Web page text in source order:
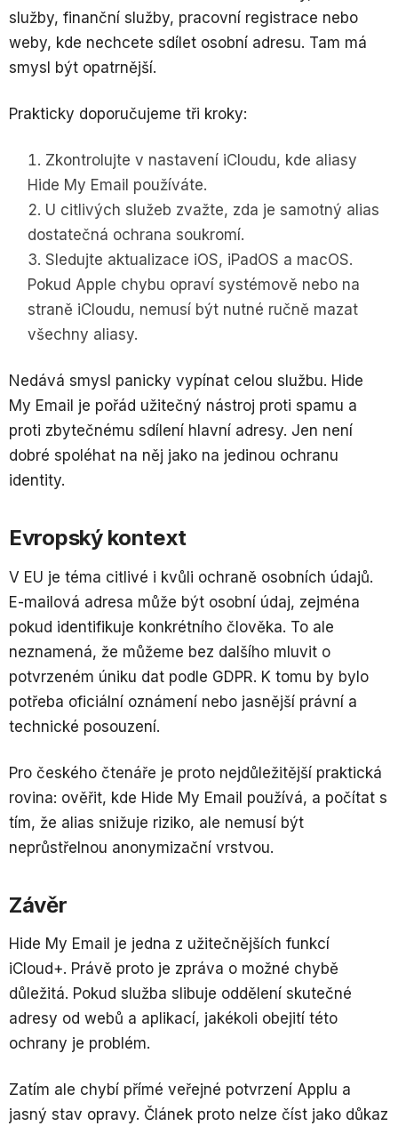
služby, finanční služby, pracovní registrace nebo
weby, kde nechcete sdílet osobní adresu. Tam má
smysl být opatrnější.
Prakticky doporučujeme tři kroky:
Zkontrolujte v nastavení iCloudu, kde aliasy
Hide My Email používáte.
U citlivých služeb zvažte, zda je samotný alias
dostatečná ochrana soukromí.
Sledujte aktualizace iOS, iPadOS a macOS.
Pokud Apple chybu opraví systémově nebo na
straně iCloudu, nemusí být nutné ručně mazat
všechny aliasy.
Nedává smysl panicky vypínat celou službu. Hide
My Email je pořád užitečný nástroj proti spamu a
proti zbytečnému sdílení hlavní adresy. Jen není
dobré spoléhat na něj jako na jedinou ochranu
identity.
Evropský kontext
V EU je téma citlivé i kvůli ochraně osobních údajů.
E-mailová adresa může být osobní údaj, zejména
pokud identifikuje konkrétního člověka. To ale
neznamená, že můžeme bez dalšího mluvit o
potvrzeném úniku dat podle GDPR. K tomu by bylo
potřeba oficiální oznámení nebo jasnější právní a
technické posouzení.
Pro českého čtenáře je proto nejdůležitější praktická
rovina: ověřit, kde Hide My Email používá, a počítat s
tím, že alias snižuje riziko, ale nemusí být
neprůstřelnou anonymizační vrstvou.
Závěr
Hide My Email je jedna z užitečnějších funkcí
iCloud+. Právě proto je zpráva o možné chybě
důležitá. Pokud služba slibuje oddělení skutečné
adresy od webů a aplikací, jakékoli obejití této
ochrany je problém.
Zatím ale chybí přímé veřejné potvrzení Applu a
jasný stav opravy. Článek proto nelze číst jako důkaz